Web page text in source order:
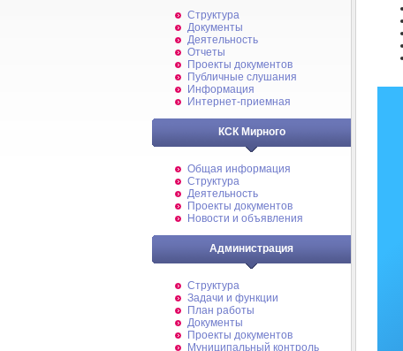
Структура
Документы
Деятельность
Отчеты
Проекты документов
Публичные слушания
Информация
Интернет-приемная
КСК Мирного
Общая информация
Структура
Деятельность
Проекты документов
Новости и объявления
Администрация
Структура
Задачи и функции
План работы
Документы
Проекты документов
Муниципальный контроль